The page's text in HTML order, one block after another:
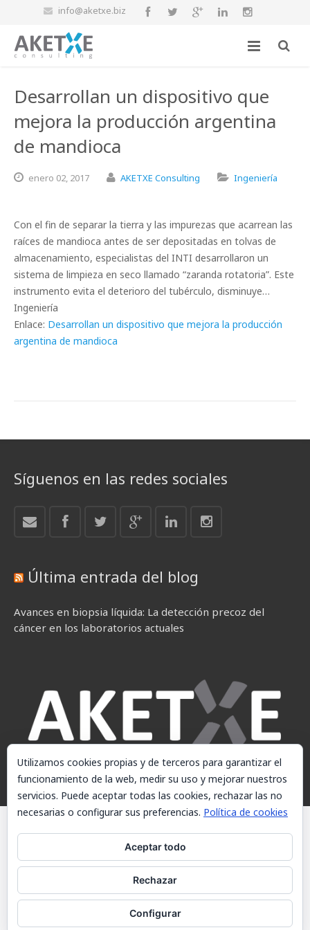
info@aketxe.biz
Desarrollan un dispositivo que
mejora la producción argentina
de mandioca
enero 02, 2017 AKETXE Consulting Ingeniería
Con el fin de separar la tierra y las impurezas que acarrean las
raíces de mandioca antes de ser depositadas en tolvas de
almacenamiento, especialistas del INTI desarrollaron un
sistema de limpieza en seco llamado “zaranda rotatoria”. Este
instrumento evita el deterioro del tubérculo, disminuye…
Ingeniería
Enlace: Desarrollan un dispositivo que mejora la producción
argentina de mandioca
Síguenos en las redes sociales
Última entrada del blog
Avances en biopsia líquida: La detección precoz del
cáncer en los laboratorios actuales
© AKETXE Consulting, S.L. - Este sitio web utiliza cookies, consulte
nuestra Política de cookies.
Política de cookies
Contacto
Utilizamos cookies propias y de terceros para garantizar el
funcionamiento de la web, medir su uso y mejorar nuestros
servicios. Puede aceptar todas las cookies, rechazar las no
necesarias o configurar sus preferencias. Política de cookies
Aceptar todo
Rechazar
Configurar